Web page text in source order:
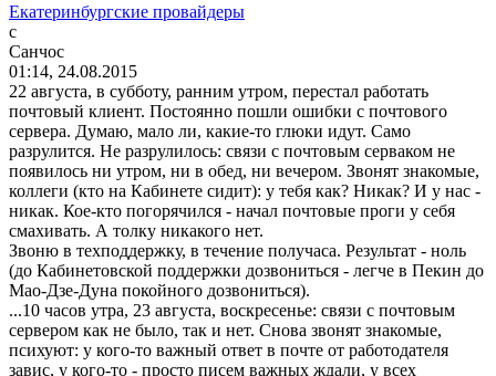
Екатеринбургские провайдеры
с
Санчос
01:14, 24.08.2015
22 августа, в субботу, ранним утром, перестал работать
почтовый клиент. Постоянно пошли ошибки с почтового
сервера. Думаю, мало ли, какие-то глюки идут. Само
разрулится. Не разрулилось: связи с почтовым серваком не
появилось ни утром, ни в обед, ни вечером. Звонят знакомые,
коллеги (кто на Кабинете сидит): у тебя как? Никак? И у нас -
никак. Кое-кто погорячился - начал почтовые проги у себя
смахивать. А толку никакого нет.
Звоню в техподдержку, в течение получаса. Результат - ноль
(до Кабинетовской поддержки дозвониться - легче в Пекин до
Мао-Дзе-Дуна покойного дозвониться).
...10 часов утра, 23 августа, воскресенье: связи с почтовым
сервером как не было, так и нет. Снова звонят знакомые,
психуют: у кого-то важный ответ в почте от работодателя
завис, у кого-то - просто писем важных ждали, у всех